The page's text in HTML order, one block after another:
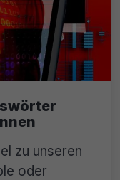
zu unseren
oder